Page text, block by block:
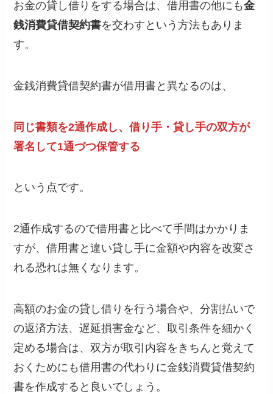
お金の貸し借りをする場合は、借用書の他にも金
銭消費貸借契約書を交わすという方法もありま
す。
金銭消費貸借契約書が借用書と異なるのは、
同じ書類を2通作成し、借り手・貸し手の双方が
署名して1通づつ保管する
という点です。
2通作成するので借用書と比べて手間はかかりま
すが、借用書と違い貸し手に金額や内容を改変さ
れる恐れは無くなります。
高額のお金の貸し借りを行う場合や、分割払いで
の返済方法、遅延損害金など、取引条件を細かく
定める場合は、双方が取引内容をきちんと覚えて
おくためにも借用書の代わりに金銭消費貸借契約
書を作成すると良いでしょう。